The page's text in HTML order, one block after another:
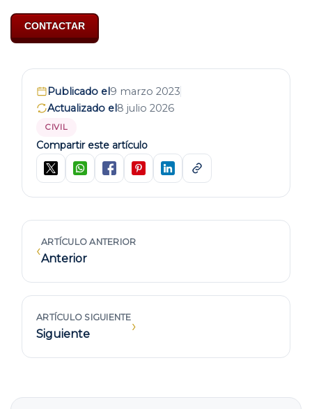
CONTACTAR
Publicado el9 marzo 2023
Actualizado el8 julio 2026
CIVIL
Compartir este artículo
‹ARTÍCULO ANTERIOR
Anterior
ARTÍCULO SIGUIENTE
Siguiente ›